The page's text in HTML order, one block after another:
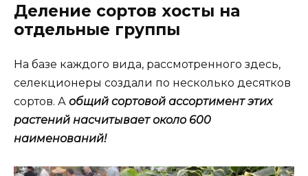
Деление сортов хосты на
отдельные группы
На базе каждого вида, рассмотренного здесь,
селекционеры создали по несколько десятков
сортов. А общий сортовой ассортимент этих
растений насчитывает около 600
наименований!